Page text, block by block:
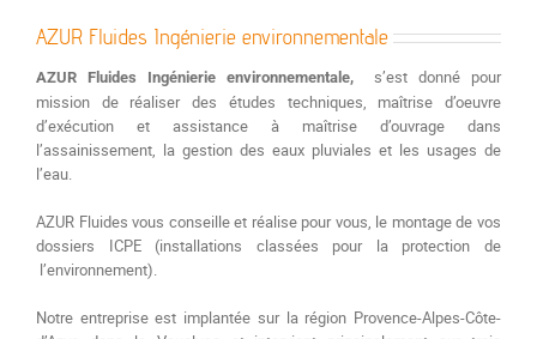
AZUR Fluides Ingénierie environnementale
AZUR Fluides Ingénierie environnementale,s’est donné pour
mission de réaliser des études techniques, maîtrise d’oeuvre
d’exécution et assistance à maîtrise d’ouvrage dans
l’assainissement, la gestion des eaux pluviales et les usages de
l’eau.
AZUR Fluides vous conseille et réalise pour vous, le montage de vos
dossiers ICPE (installations classées pour la protection de
l’environnement).
Notre entreprise est implantée sur la région Provence-Alpes-Côte-